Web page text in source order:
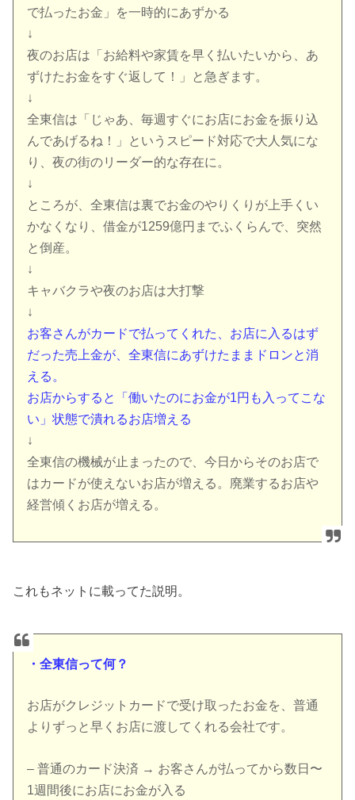
で払ったお金」を一時的にあずかる
↓
夜のお店は「お給料や家賃を早く払いたいから、あ
ずけたお金をすぐ返して！」と急ぎます。
↓
全東信は「じゃあ、毎週すぐにお店にお金を振り込
んであげるね！」というスピード対応で大人気にな
り、夜の街のリーダー的な存在に。
↓
ところが、全東信は裏でお金のやりくりが上手くい
かなくなり、借金が1259億円までふくらんで、突然
と倒産。
↓
キャバクラや夜のお店は大打撃
↓
お客さんがカードで払ってくれた、お店に入るはず
だった売上金が、全東信にあずけたままドロンと消
える。
お店からすると「働いたのにお金が1円も入ってこな
い」状態で潰れるお店増える
↓
全東信の機械が止まったので、今日からそのお店で
はカードが使えないお店が増える。廃業するお店や
経営傾くお店が増える。
これもネットに載ってた説明。
・全東信って何？
お店がクレジットカードで受け取ったお金を、普通
よりずっと早くお店に渡してくれる会社です。
– 普通のカード決済 → お客さんが払ってから数日〜
1週間後にお店にお金が入る